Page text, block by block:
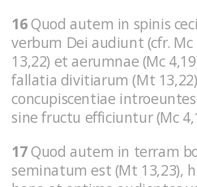
16Quod autem in spinis
verbum Dei audiunt (cfr.
13,22) et aerumnae (Mc
fallatia divitiarum (Mt
concupiscentiae
sine fructu efficiuntur (Mc
17Quod autem in terram
seminatum est (Mt 13,23),